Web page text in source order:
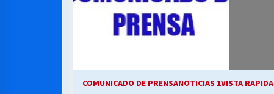
COMUNICADO DE PRENSANOTICIAS 1VISTA RAPIDA